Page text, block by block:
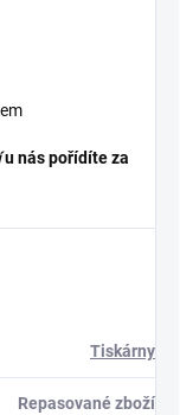
u nás pořídíte za
Tiskárny
Repasované zboží